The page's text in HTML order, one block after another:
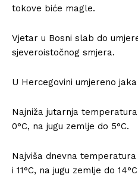
tokove biće magle.
Vjetar u Bosni slab do
sjeveroistočnog smjera.
U Hercegovini umjereno
Najniža jutarnja
0°C, na jugu zemlje do 5°C.
Najviša dnevna
i 11°C, na jugu zemlje do